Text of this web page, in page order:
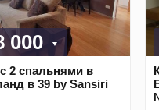
000
2 спальнями в
в 39 by Sansiri